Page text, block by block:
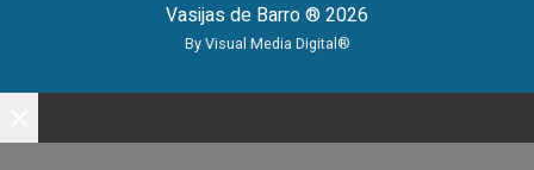
Vasijas de Barro ® 2026
By Visual Media Digital®